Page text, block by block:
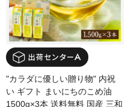
"カラダに優しい贈り物" 内祝
い ギフト まいにちのこめ油
1500g×3本 送料無料 国産 三和